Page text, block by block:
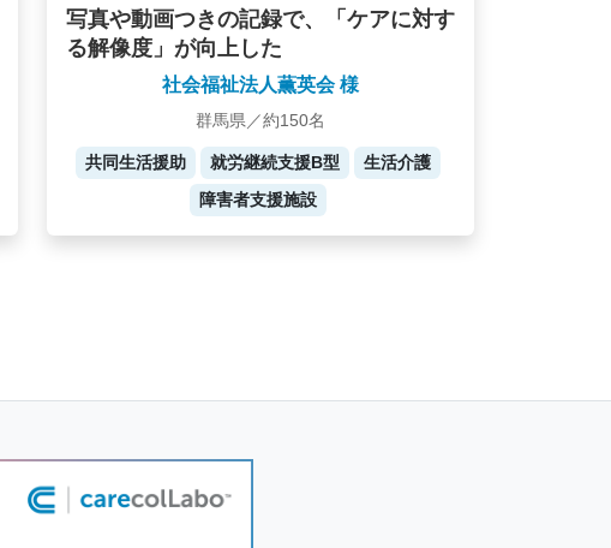
写真や動画つきの記録で、「ケアに対す
る解像度」が向上した
社会福祉法人薫英会 様
群馬県／約150名
共同生活援助 就労継続支援B型
生活介護
障害者支援施設